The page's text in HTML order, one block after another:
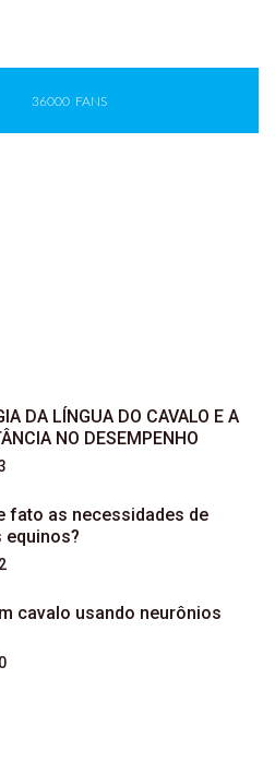
36000 FANS
DA LÍNGUA DO CAVALO E A
NO DESEMPENHO
fato as necessidades de
equinos?
cavalo usando neurônios